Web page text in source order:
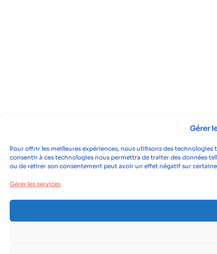
Gérer
Pour offrir les meilleures expériences, nous utilisons des
consentir à ces technologies nous permettra de traiter des données
ou de retirer son consentement peut avoir un effet négatif sur
Gérer les services